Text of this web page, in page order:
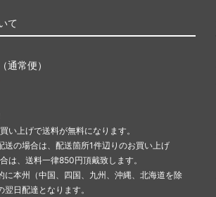
て
通常便）
い上げで送料が無料になります。
送の場合は、配送箇所1件辺りのお買い上げ
は、送料一律850円頂戴致します。
に本州（中国、四国、九州、沖縄、北海道を除
翌日配達となります。